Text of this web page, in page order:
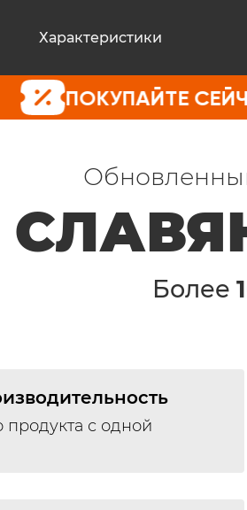
Характеристики
СЕЙЧАС,
Более
продукта с одной